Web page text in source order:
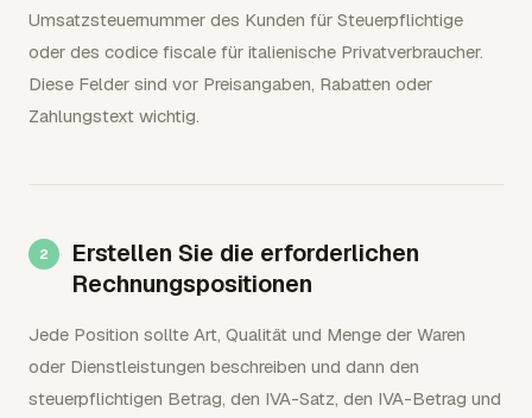
Umsatzsteuernummer des Kunden für Steuerpflichtige
oder des codice fiscale für italienische Privatverbraucher.
Diese Felder sind vor Preisangaben, Rabatten oder
Zahlungstext wichtig.
Erstellen Sie die erforderlichen
Rechnungspositionen
Jede Position sollte Art, Qualität und Menge der Waren
oder Dienstleistungen beschreiben und dann den
steuerpflichtigen Betrag, den IVA-Satz, den IVA-Betrag und